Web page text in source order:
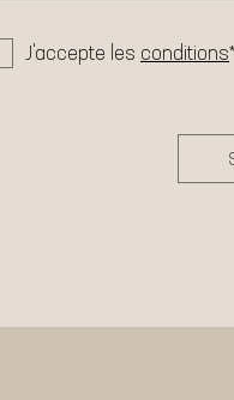
J'accepte les conditions*